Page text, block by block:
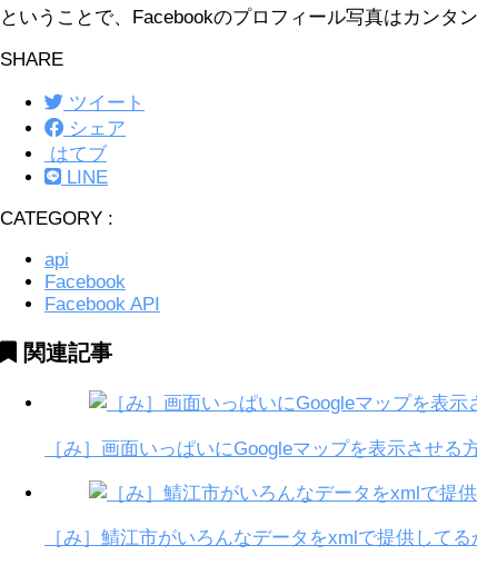
ということで、Facebookのプロフィール写真はカンタ
SHARE
ツイート
シェア
はてブ
LINE
CATEGORY :
api
Facebook
Facebook API
関連記事
［み］画面いっぱいにGoogleマップを表示させる
［み］鯖江市がいろんなデータをxmlで提供して